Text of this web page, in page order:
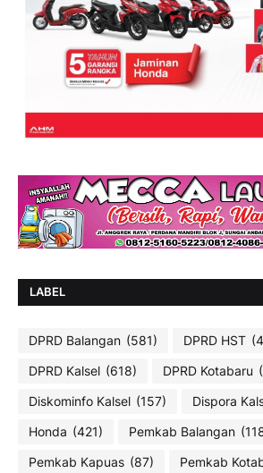
LABEL
DPRD Balangan (581) DPRD HST
DPRD Kalsel (618) DPRD Kotabaru
Diskominfo Kalsel (157) Dispora
Honda (421) Pemkab Balangan
Pemkab Kapuas (87) Pemkab